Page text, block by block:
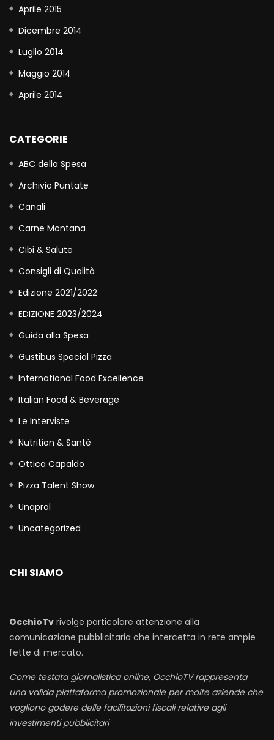
Aprile 2015
Dicembre 2014
Luglio 2014
Maggio 2014
Aprile 2014
CATEGORIE
ABC della Spesa
Archivio Puntate
Canali
Carne Montana
Cibi & Salute
Consigli di Qualità
Edizione 2021/2022
EDIZIONE 2023/2024
Guida alla Spesa
Gustibus Special Pizza
International Food Excellence
Italian Food & Beverage
Le Interviste
Nutrition & Santè
Ottica Capaldo
Pizza Talent Show
Unaprol
Uncategorized
CHI SIAMO
OcchioTv rivolge particolare attenzione alla
comunicazione pubblicitaria che intercetta in rete ampie
fette di mercato.
Come testata giornalistica online, OcchioTV rappresenta
una valida piattaforma promozionale per molte aziende che
vogliono godere delle facilitazioni fiscali relative agli
investimenti pubblicitari